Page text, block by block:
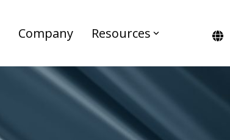
Company Resources